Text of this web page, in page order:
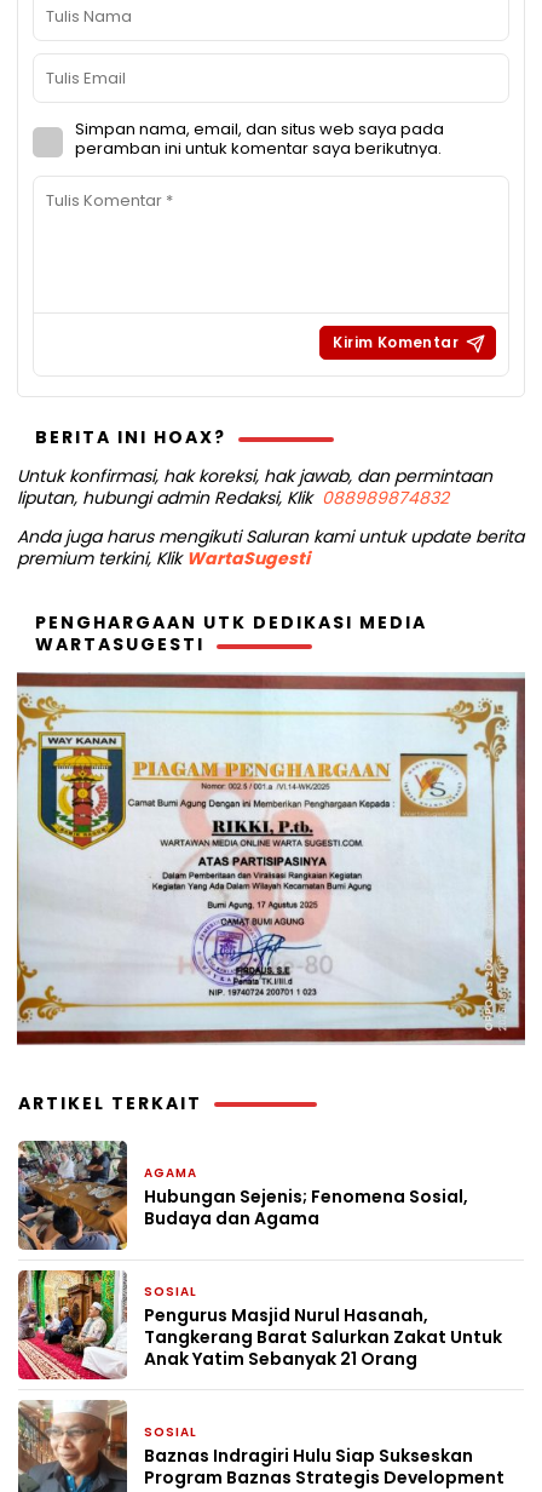
Simpan nama, email, dan situs web saya pada
peramban ini untuk komentar saya berikutnya.
BERITA INI HOAX?
Untuk konfirmasi, hak koreksi, hak jawab, dan permintaan
liputan, hubungi admin Redaksi, Klik 088989874832
Anda juga harus mengikuti Saluran kami untuk update berita
premium terkini, Klik WartaSugesti
PENGHARGAAN UTK DEDIKASI MEDIA
WARTASUGESTI
ARTIKEL TERKAIT
AGAMA
Hubungan Sejenis; Fenomena Sosial,
Budaya dan Agama
SOSIAL
Pengurus Masjid Nurul Hasanah,
Tangkerang Barat Salurkan Zakat Untuk
Anak Yatim Sebanyak 21 Orang
SOSIAL
Baznas Indragiri Hulu Siap Sukseskan
Program Baznas Strategis Development